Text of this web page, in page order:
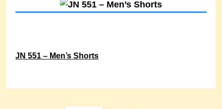
JN 551 – Men’s Shorts